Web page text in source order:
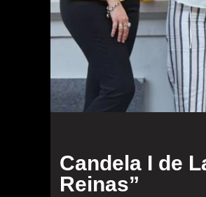
Candela I de
Reinas”